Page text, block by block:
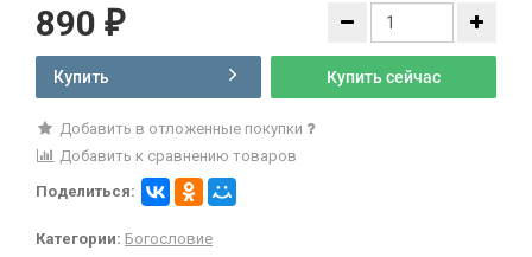
890 ₽
Купить Купить сейчас
Добавить в отложенные покупки
Добавить к сравнению товаров
Поделиться:
Категории: Богословие